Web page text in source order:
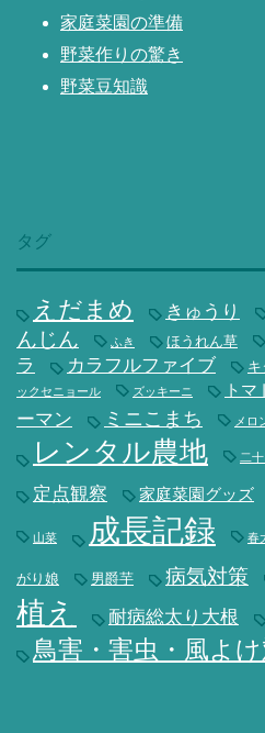
家庭菜園の準備
野菜作りの驚き
野菜豆知識
タグ
えだまめ きゅうり
んじん
ふき ほうれん草
ラ
カラフルファイブ キ
ックセニョール
ズッキーニ トマ
ーマン
ミニこまち メロ
レンタル農地 二
定点観察 家庭菜園グッズ
山菜 成長記録 春
がり娘 男爵芋 病気対策
植え
耐病総太り大根
鳥害・害虫・風よ